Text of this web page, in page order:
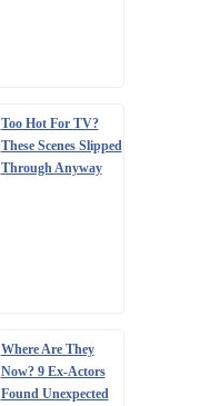
Too Hot For TV?
These Scenes Slipped
Through Anyway
Where Are They
Now? 9 Ex-Actors
Found Unexpected